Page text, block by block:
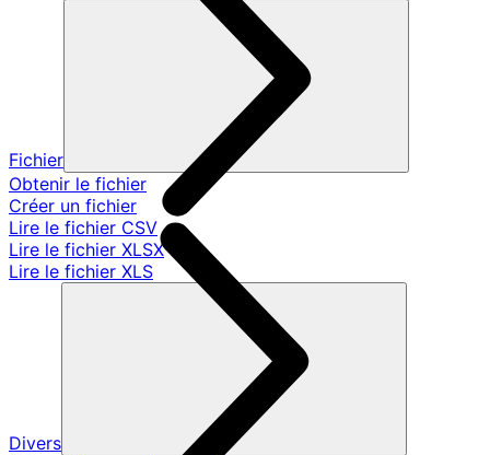
Fichier
Obtenir le fichier
Créer un fichier
Lire le fichier CSV
Lire le fichier XLSX
Lire le fichier XLS
Divers